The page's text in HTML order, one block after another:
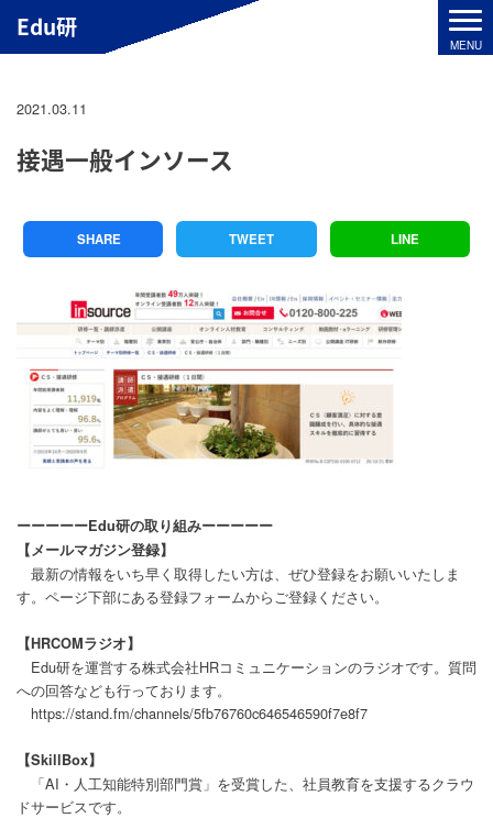
Edu研
2021.03.11
接遇一般インソース
SHARE TWEET LINE
ーーーーーEdu研の取り組みーーーーー
【メールマガジン登録】
最新の情報をいち早く取得したい方は、ぜひ登録をお願いいたしま
す。ページ下部にある登録フォームからご登録ください。
【HRCOMラジオ】
Edu研を運営する株式会社HRコミュニケーションのラジオです。質問
への回答なども行っております。
https://stand.fm/channels/5fb76760c646546590f7e8f7
【SkillBox】
「AI・人工知能特別部門賞」を受賞した、社員教育を支援するクラウ
ドサービスです。